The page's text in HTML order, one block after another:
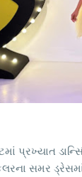
પ્રખ્યાત
સમર